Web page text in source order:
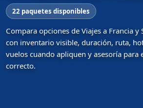
22 paquetes disponibles
Compara opciones de Viajes a Francia y
con inventario visible, duración, ruta,
vuelos cuando apliquen y asesoría para
correcto.